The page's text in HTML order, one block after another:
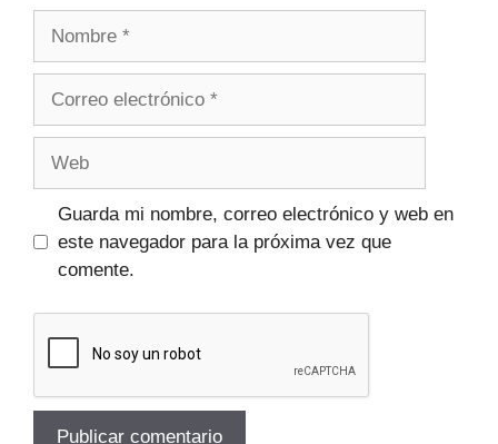
Guarda mi nombre, correo electrónico y web en
este navegador para la próxima vez que
comente.